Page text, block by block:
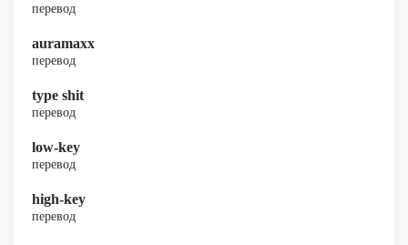
перевод
auramaxx
перевод
type shit
перевод
low-key
перевод
high-key
перевод